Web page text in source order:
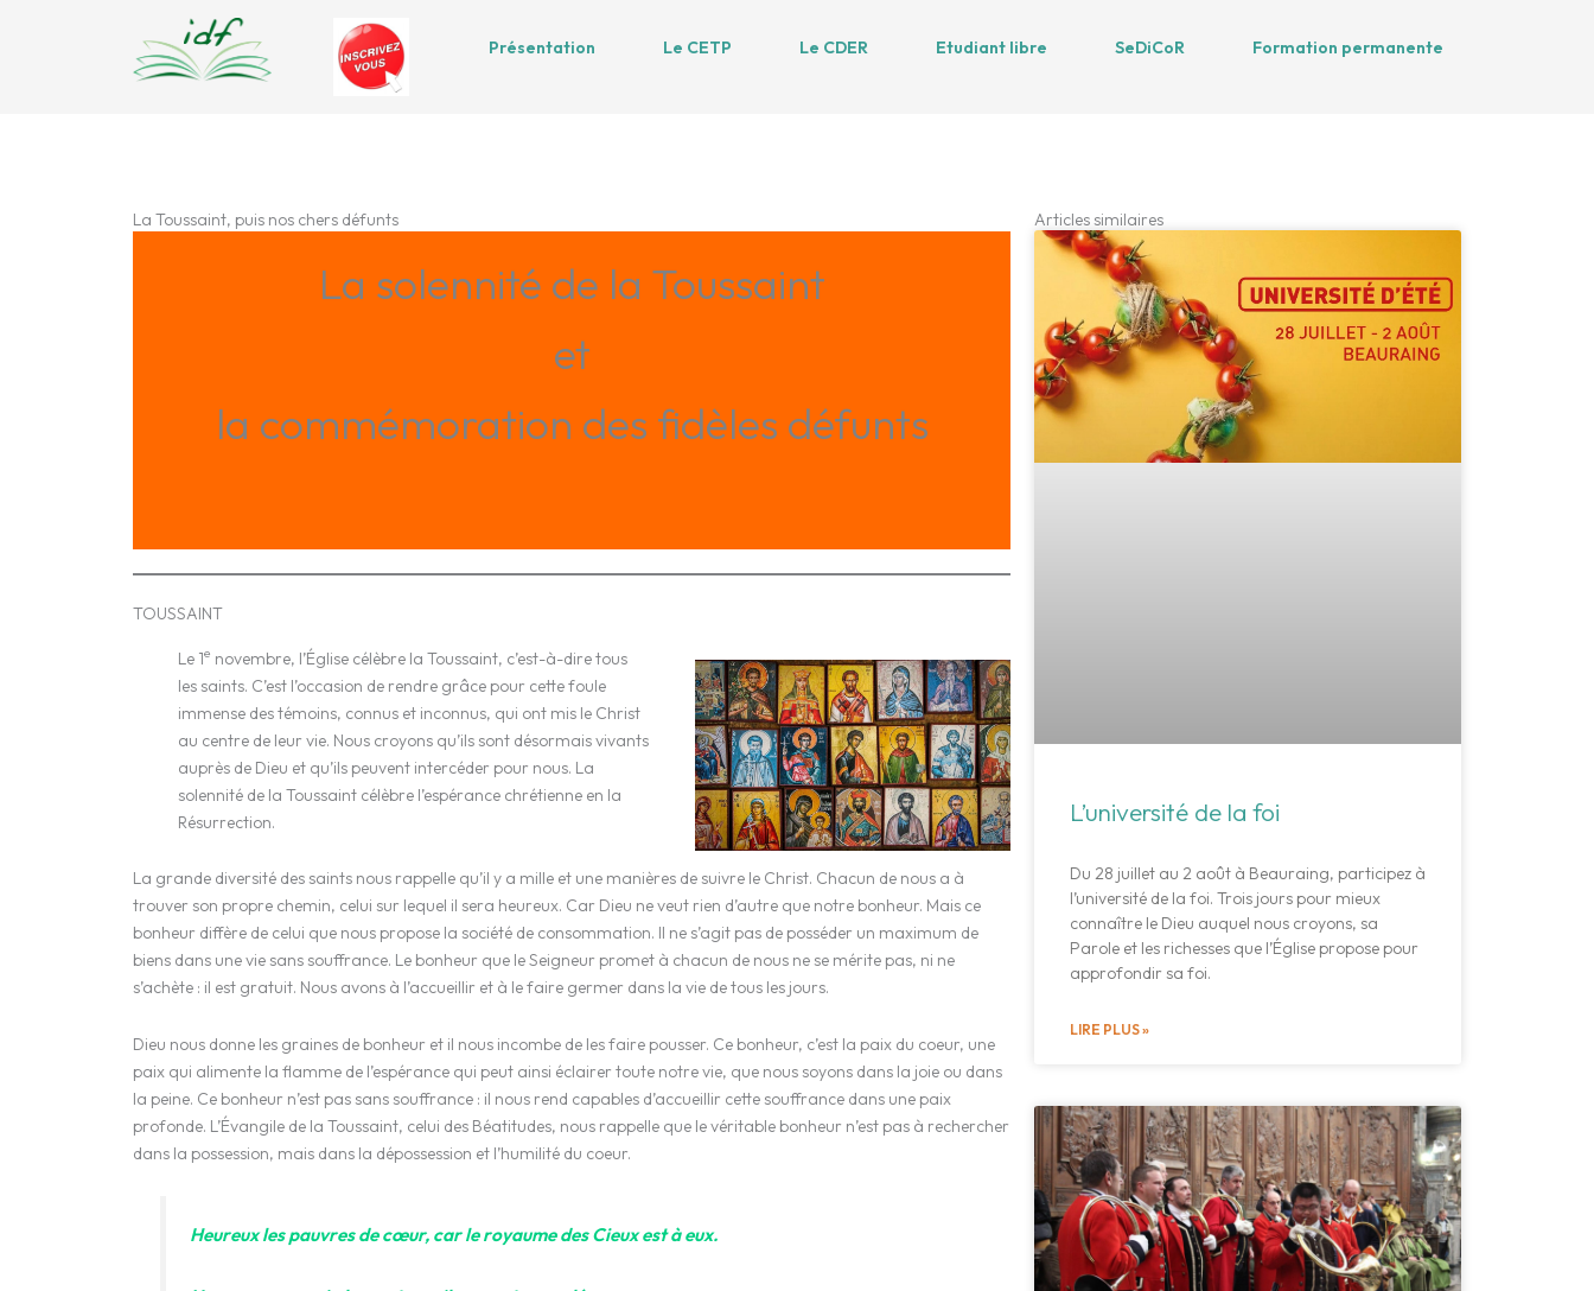
Présentation Le CETP Le CDER Etudiant libre SeDiCoR Formation permanente
Articles similaires
L’université de la foi
Du 28 juillet au 2 août à Beauraing, participez à
l’université de la foi. Trois jours pour mieux
connaître le Dieu auquel nous croyons, sa
Parole et les richesses que l’Église propose pour
approfondir sa foi.
LIRE PLUS »
La Toussaint, puis nos chers défunts
La solennité de la Toussaint
et
la commémoration des fidèles défunts
TOUSSAINT
Le 1e novembre, l’Église célèbre la Toussaint, c’est-à-dire tous
les saints. C’est l’occasion de rendre grâce pour cette foule
immense des témoins, connus et inconnus, qui ont mis le Christ
au centre de leur vie. Nous croyons qu’ils sont désormais vivants
auprès de Dieu et qu’ils peuvent intercéder pour nous. La
solennité de la Toussaint célèbre l’espérance chrétienne en la
Résurrection.
La grande diversité des saints nous rappelle qu’il y a mille et une manières de suivre le Christ. Chacun de nous a à
trouver son propre chemin, celui sur lequel il sera heureux. Car Dieu ne veut rien d’autre que notre bonheur. Mais ce
bonheur diffère de celui que nous propose la société de consommation. Il ne s’agit pas de posséder un maximum de
biens dans une vie sans souffrance. Le bonheur que le Seigneur promet à chacun de nous ne se mérite pas, ni ne
s’achète : il est gratuit. Nous avons à l’accueillir et à le faire germer dans la vie de tous les jours.
Dieu nous donne les graines de bonheur et il nous incombe de les faire pousser. Ce bonheur, c’est la paix du coeur, une
paix qui alimente la flamme de l’espérance qui peut ainsi éclairer toute notre vie, que nous soyons dans la joie ou dans
la peine. Ce bonheur n’est pas sans souffrance : il nous rend capables d’accueillir cette souffrance dans une paix
profonde. L’Évangile de la Toussaint, celui des Béatitudes, nous rappelle que le véritable bonheur n’est pas à rechercher
dans la possession, mais dans la dépossession et l’humilité du coeur.
Heureux les pauvres de cœur, car le royaume des Cieux est à eux.